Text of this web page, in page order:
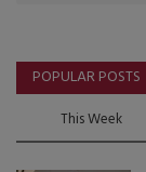
POPULAR POSTS
This Week